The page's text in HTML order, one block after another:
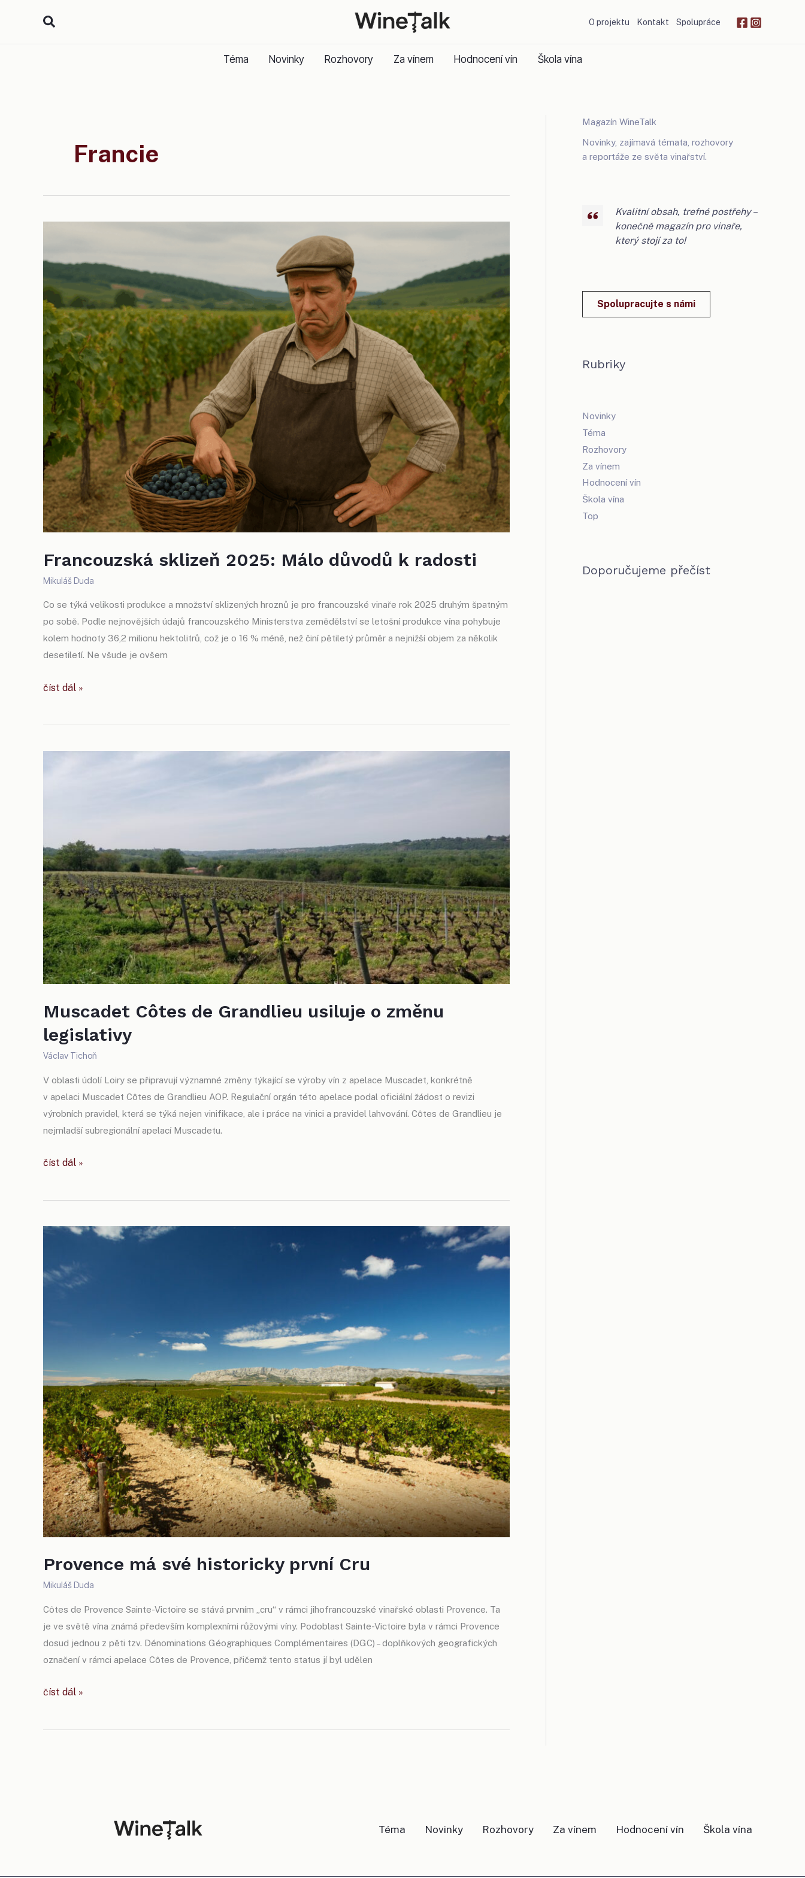
O projektu Kontakt Spolupráce
Téma Novinky Rozhovory Za vínem Hodnocení vín Škola vína
Francie
Francouzská sklizeň 2025: Málo důvodů k radosti
Mikuláš Duda
Co se týká velikosti produkce a množství sklizených hroznů je pro francouzské vinaře rok 2025 druhým špatným
po sobě. Podle nejnovějších údajů francouzského Ministerstva zemědělství se letošní produkce vína pohybuje
kolem hodnoty 36,2 milionu hektolitrů, což je o 16 % méně, než činí pětiletý průměr a nejnižší objem za několik
desetiletí. Ne všude je ovšem
francouzská
důvodů
číst dál »
Muscadet Côtes de Grandlieu usiluje o změnu
legislativy
Václav Tichoň
V oblasti údolí Loiry se připravují významné změny týkající se výroby vín z apelace Muscadet, konkrétně
v apelaci Muscadet Côtes de Grandlieu AOP. Regulační orgán této apelace podal oficiální žádost o revizi
výrobních pravidel, která se týká nejen vinifikace, ale i práce na vinici a pravidel lahvování. Côtes de Grandlieu je
nejmladší subregionální apelací Muscadetu.
muscadet
usiluje
legislativy
číst dál »
Provence má své historicky první Cru
Mikuláš Duda
Côtes de Provence Sainte-Victoire se stává prvním „cru“ v rámci jihofrancouzské vinařské oblasti Provence. Ta
je ve světě vína známá především komplexními růžovými víny. Podoblast Sainte-Victoire byla v rámci Provence
dosud jednou z pěti tzv. Dénominations Géographiques Complémentaires (DGC) – doplňkových geografických
označení v rámci apelace Côtes de Provence, přičemž tento status jí byl udělen
provence
číst dál »
Magazín WineTalk
Novinky, zajímavá témata, rozhovory
a reportáže ze světa vinařství.
Kvalitní obsah, trefné postřehy –
konečně magazín pro vinaře,
který stojí za to!
Spolupracujte s námi
Rubriky
Novinky
Téma
Rozhovory
Za vínem
Hodnocení vín
Škola vína
Top
Doporučujeme přečíst
Téma Novinky Rozhovory Za vínem Hodnocení vín Škola vína